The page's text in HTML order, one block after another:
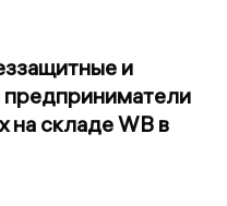
и
предприниматели
на складе WB в